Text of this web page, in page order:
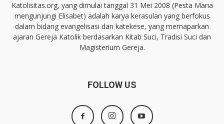
Katolisitas.org, yang dimulai tanggal 31 Mei 2008 (Pesta Maria
mengunjungi Elisabet) adalah karya kerasulan yang berfokus
dalam bidang evangelisasi dan katekese, yang memaparkan
ajaran Gereja Katolik berdasarkan Kitab Suci, Tradisi Suci dan
Magisterium Gereja.
FOLLOW US